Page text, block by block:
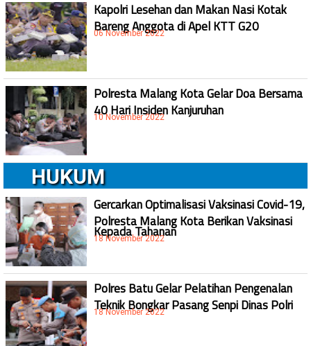
Kapolri Lesehan dan Makan Nasi Kotak
Bareng Anggota di Apel KTT G20
06 November 2022
Polresta Malang Kota Gelar Doa Bersama
40 Hari Insiden Kanjuruhan
10 November 2022
HUKUM
Gercarkan Optimalisasi Vaksinasi Covid-19,
Polresta Malang Kota Berikan Vaksinasi
Kepada Tahanan
18 November 2022
Polres Batu Gelar Pelatihan Pengenalan
Teknik Bongkar Pasang Senpi Dinas Polri
18 November 2022